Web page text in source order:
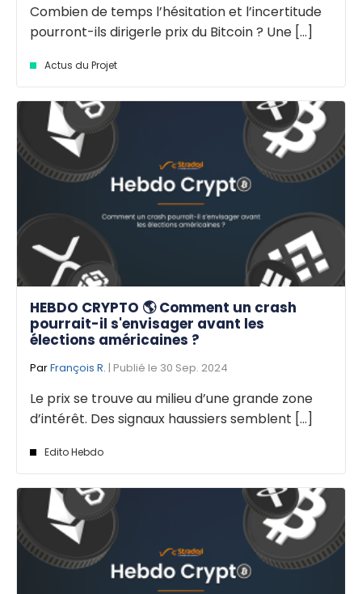
Combien de temps l’hésitation et l’incertitude
pourront-ils dirigerle prix du Bitcoin ? Une [...]
Actus du Projet
HEBDO CRYPTO 🌎 Comment un crash
pourrait-il s'envisager avant les
élections américaines ?
ParFrançois R. | Publié le 30 Sep. 2024
Le prix se trouve au milieu d’une grande zone
d’intérêt. Des signaux haussiers semblent [...]
Edito Hebdo